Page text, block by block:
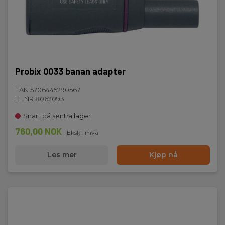
Probix 0033 banan adapter
EAN 5706445290567
EL.NR 8062093
Snart på sentrallager
760,00 NOK Ekskl. mva
Les mer Kjøp nå